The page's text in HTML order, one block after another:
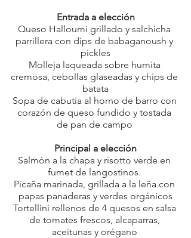
Entrada a elección
Queso Halloumi grillado y salchicha
parrillera con dips de babaganoush y
pickles
Molleja laqueada sobre humita
cremosa, cebollas glaseadas y chips de
batata
Sopa de cabutia al horno de barro con
corazón de queso fundido y tostada
de pan de campo
Principal a elección
Salmón a la chapa y risotto verde en
fumet de langostinos.
Picaña marinada, grillada a la leña con
papas panaderas y verdes orgánicos
Tortellini rellenos de 4 quesos en salsa
de tomates frescos, alcaparras,
aceitunas y orégano